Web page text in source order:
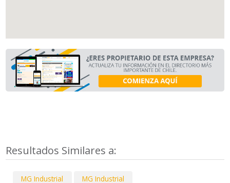
Resultados Similares a:
MG Industrial MG Industrial